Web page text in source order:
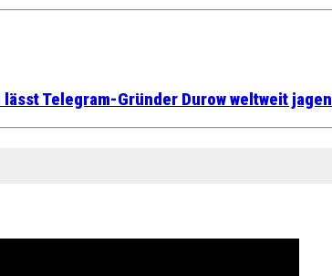
Telegram-Gründer Durow weltweit jagen